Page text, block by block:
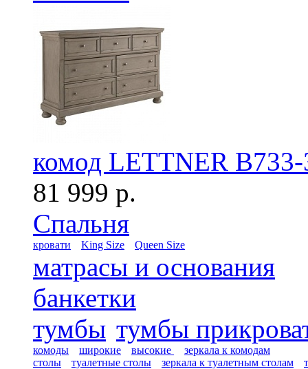
комод LETTNER
81 999 р.
Спальня
кровати King Size Queen Size
матрасы и основания
банкетки
тумбы тумбы
комоды широкие высокие
зеркала к комодам
столы
туалетные столы зеркала к туалетным столам